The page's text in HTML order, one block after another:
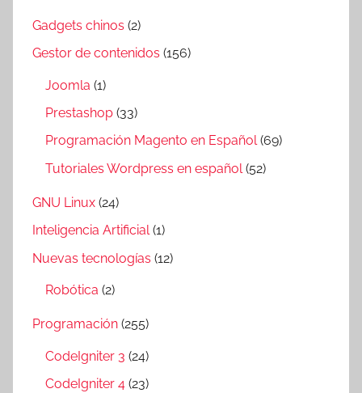
Gadgets chinos (2)
Gestor de contenidos (156)
Joomla (1)
Prestashop (33)
Programación Magento en Español(69)
Tutoriales Wordpress en español (52)
GNU Linux (24)
Inteligencia Artificial(1)
Nuevas tecnologías (12)
Robótica (2)
Programación (255)
CodeIgniter 3 (24)
CodeIgniter 4 (23)